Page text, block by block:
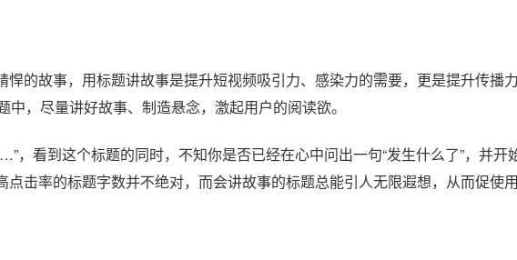
悍的故事，用标题讲故事是提升短视频吸引力、感染力的需要，更是提升传播力
，尽量讲好故事、制造悬念，激起用户的阅读欲。
，看到这个标题的同时，不知你是否已经在心中问出一句“发生什么了”，并开
点击率的标题字数并不绝对，而会讲故事的标题总能引人无限遐想，从而促使用